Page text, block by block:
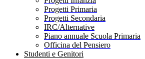
Progetti Primaria
Progetti Secondaria
IRC/Alternative
Piano annuale Scuola Primaria
Officina del Pensiero
Studenti e Genitori